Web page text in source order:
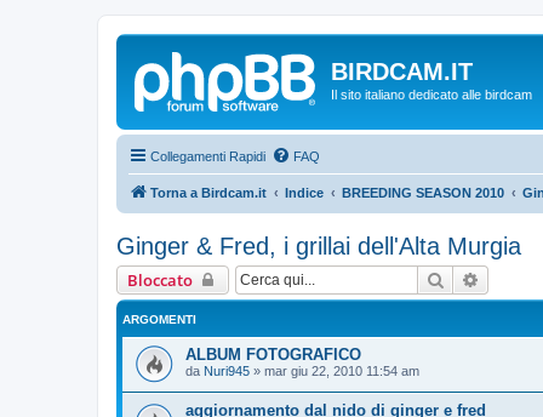
BIRDCAM.IT
Il sito italiano dedicato alle birdcam
Collegamenti Rapidi FAQ
Torna a Birdcam.it Indice BREEDING SEASON 2010
Ginger & Fred, i grillai dell'Alta Murgia
Bloccato Cerca
ARGOMENTI
ALBUM FOTOGRAFICO
da Nuri945 » mar giu 22, 2010 11:54 am
aggiornamento dal nido di ginger e fred